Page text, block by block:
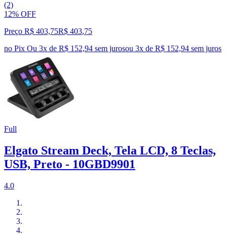
(2)
12% OFF
Preço R$ 403,75R$ 403,75
no Pix Ou 3x de R$ 152,94 sem jurosou 3x de R$ 152,94 sem juros
Full
Elgato Stream Deck, Tela LCD, 8 Teclas,
USB, Preto - 10GBD9901
4.0